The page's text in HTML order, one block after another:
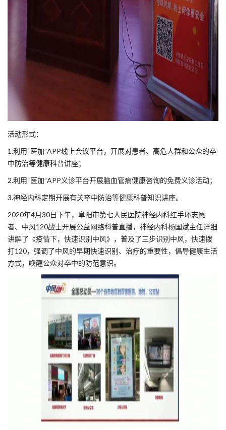
活动形式：
1.利用“医加”APP线上会议平台，开展对患者、高危人群和公众的卒
中防治等健康科普讲座；
2.利用“医加”APP义诊平台开展脑血管病健康咨询的免费义诊活动；
3.神经内科定期开展有关卒中防治等健康科普知识讲座。
2020年4月30日下午，阜阳市第七人民医院神经内科红手环志愿
者、中风120战士开展公益网络科普直播，神经内科杨国斌主任详细
讲解了《疫情下，快速识别中风》，普及了三步识别中风，快速拨
打120，强调了中风的早期快速识别、治疗的重要性，倡导健康生活
方式，唤醒公众对卒中的防范意识。